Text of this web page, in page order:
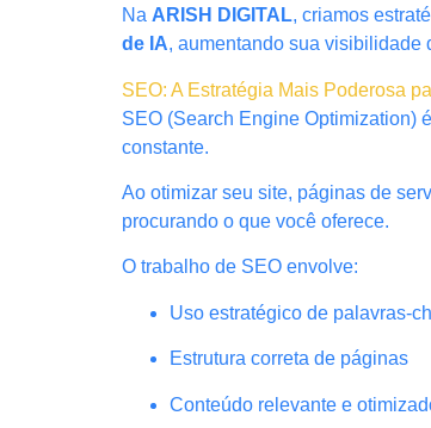
Na ARISH DIGITAL, criamos
de IA, aumentando sua visibilidade
SEO: A Estratégia Mais Poderosa
SEO (Search Engine Optimization)
constante.
Ao otimizar seu site, páginas de
procurando o que você oferece.
O trabalho de SEO envolve:
Uso estratégico de palavras-
Estrutura correta de páginas
Conteúdo relevante e